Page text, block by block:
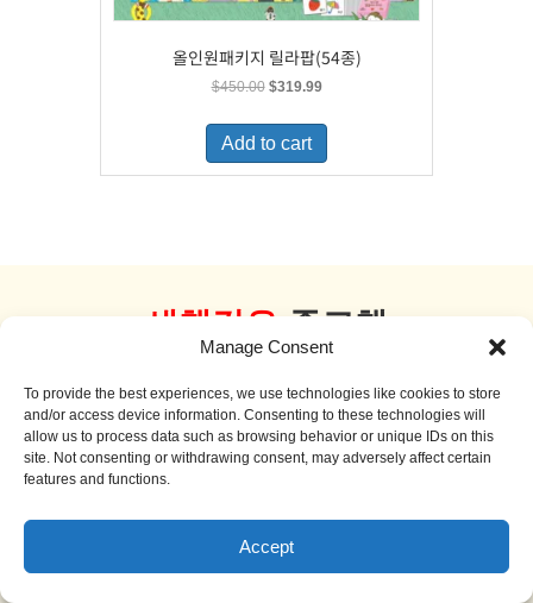
Manage Consent
To provide the best experiences, we use technologies like cookies to store
and/or access device information. Consenting to these technologies will
allow us to process data such as browsing behavior or unique IDs on this
site. Not consenting or withdrawing consent, may adversely affect certain
features and functions.
Accept
올인원패키지 릴라팝(54종)
$450.00 Original
was:
$450.00.
$319.99Current
is:
Add to cart
새책같은 중고책
더 보기
Sale!